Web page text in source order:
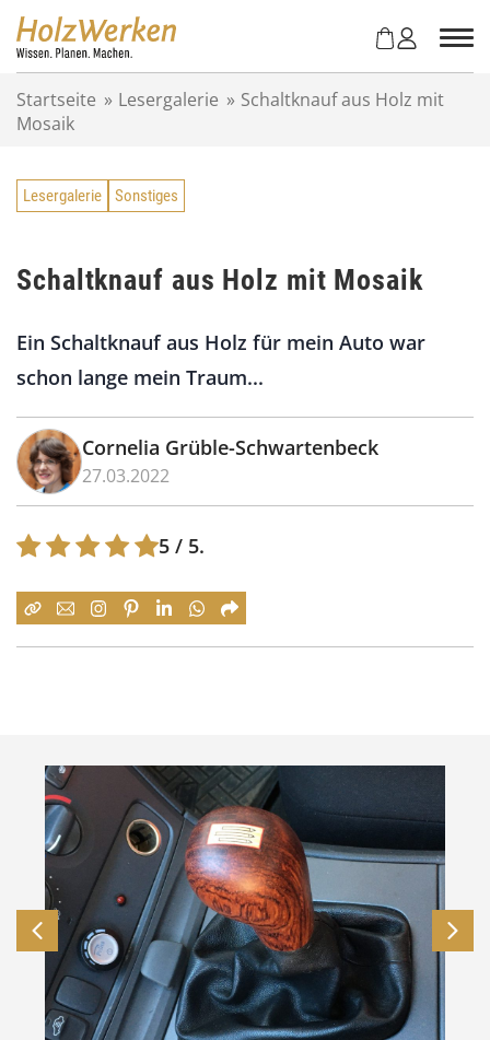
Startseite » Lesergalerie » Schaltknauf aus Holz mit
Mosaik
Lesergalerie Sonstiges
Schaltknauf aus Holz mit Mosaik
Ein Schaltknauf aus Holz für mein Auto war
schon lange mein Traum...
Cornelia Grüble-Schwartenbeck
27.03.2022
5 / 5.